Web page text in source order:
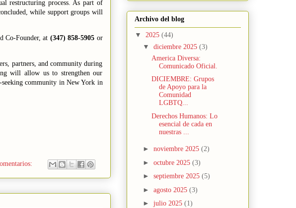
restructuring process. As part of
while support groups will
Co-Founder, at (347) 858-5905 or
partners, and community during
will allow us to strengthen our
community in New York in
Archivo del blog
▼ 2025 (44)
▼diciembre 2025(3)
America Diversa:
Comunicado Oficial.
DICIEMBRE: Grupos
de Apoyo para la
Comunidad
LGBTQ...
Derechos Humanos: Lo
esencial de cada en
nuestras ...
►noviembre 2025(2)
►octubre 2025(3)
►septiembre 2025(5)
►agosto 2025(3)
►julio 2025(1)